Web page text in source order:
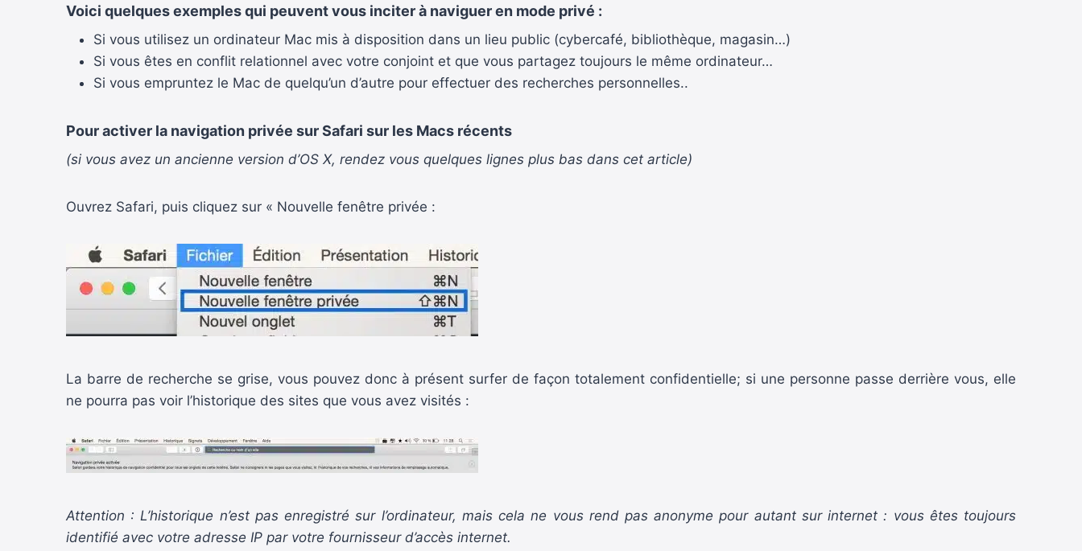
Voici quelques exemples qui peuvent vous inciter à naviguer en mode privé :
Si vous utilisez un ordinateur Mac mis à disposition dans un lieu public (cybercafé, bibliothèque, magasin…)
Si vous êtes en conflit relationnel avec votre conjoint et que vous partagez toujours le même ordinateur…
Si vous empruntez le Mac de quelqu’un d’autre pour effectuer des recherches personnelles..
Pour activer la navigation privée sur Safari sur les Macs récents
(si vous avez un ancienne version d’OS X, rendez vous quelques lignes plus bas dans cet article)
Ouvrez Safari, puis cliquez sur « Nouvelle fenêtre privée :
La barre de recherche se grise, vous pouvez donc à présent surfer de façon totalement confidentielle; si une personne passe derrière vous, elle
ne pourra pas voir l’historique des sites que vous avez visités :
Attention : L’historique n’est pas enregistré sur l’ordinateur, mais cela ne vous rend pas anonyme pour autant sur internet : vous êtes toujours
identifié avec votre adresse IP par votre fournisseur d’accès internet.